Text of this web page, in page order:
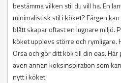
bestämma vilken stil du vill ha. En
minimalistisk stil i köket? Färgen
blått skapar oftast en lugnare miljö.
köket upplevs större och rymligare.
Orsa och gör ditt kök till din oas.
även annan köksinspiration som
nytt i köket.